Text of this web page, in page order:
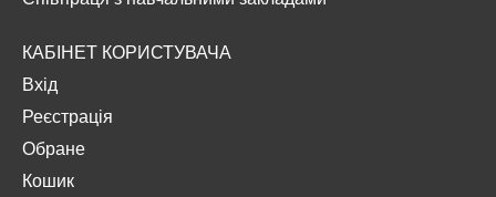
КАБІНЕТ КОРИСТУВАЧА
Вхід
Реєстрація
Обране
Кошик